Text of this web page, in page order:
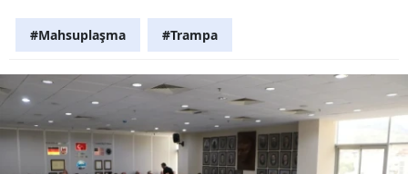
#Mahsuplaşma #Trampa